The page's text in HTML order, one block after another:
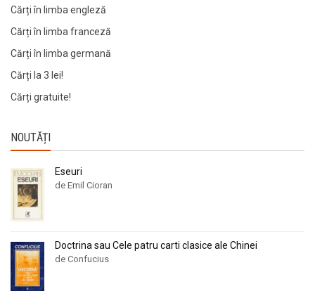
Cărți în limba engleză
Cărți în limba franceză
Cărți în limba germană
Cărți la 3 lei!
Cărți gratuite!
NOUTĂȚI
Eseuri
de Emil Cioran
Doctrina sau Cele patru carti clasice ale Chinei
de Confucius